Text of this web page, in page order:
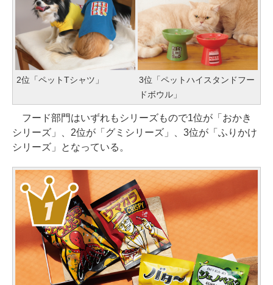
2位「ペットTシャツ」
3位「ペットハイスタンドフー
ドボウル」
フード部門はいずれもシリーズもので1位が「おかき
シリーズ」、2位が「グミシリーズ」、3位が「ふりかけ
シリーズ」となっている。